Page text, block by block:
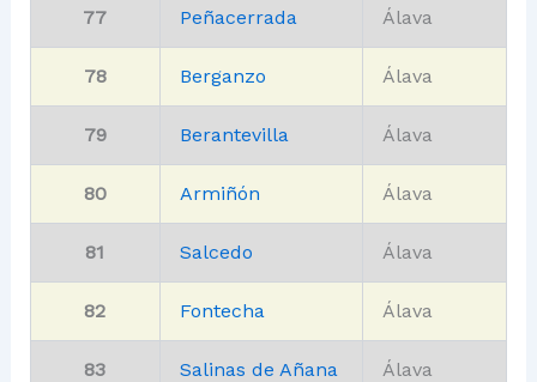
77 Peñacerrada Álava
78 Berganzo Álava
79 Berantevilla Álava
80 Armiñón Álava
81 Salcedo Álava
82 Fontecha Álava
83 Salinas de Añana Álava